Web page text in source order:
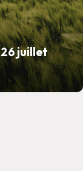
26 juillet